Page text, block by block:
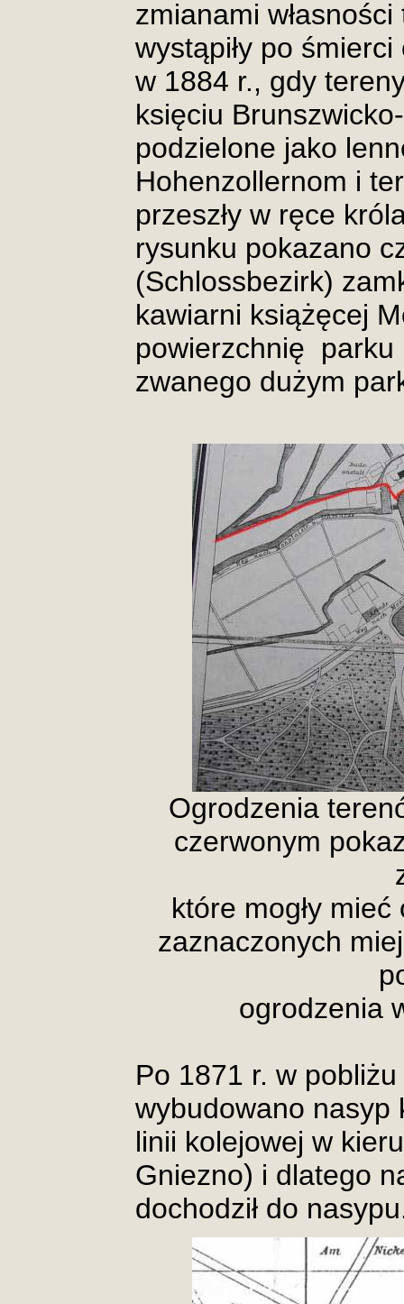
zmianami
wystąpiły po
w 1884 r., gdy
księciu
podzielone jako
Hohenzollernom i
przeszły w ręce
rysunku pokazano
(Schlossbezirk)
kawiarni książęcej
powierzchnię parku
zwanego dużym
Ogrodzenia
czerwonym
które mogły
zaznaczonych
ogrodzenia
Po 1871 r. w
wybudowano nasyp
linii kolejowej w
Gniezno) i dlatego
dochodził do